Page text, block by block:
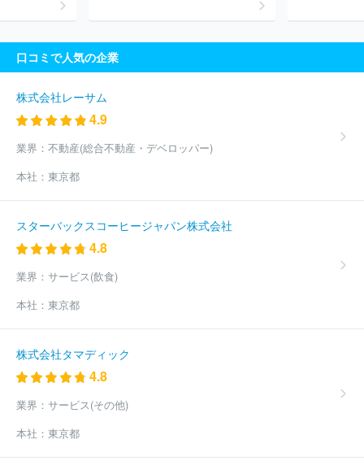
株式会社トーコン
ａ
株式会社エス・ケイ通信 ほか(3821件)
口コミで人気の企業
株式会社レーサム
4.9
業界： 不動産(総合不動産・デベロッパー)
本社： 東京都
スターバックスコーヒージャパン株式会社
4.8
業界： サービス(飲食)
本社： 東京都
株式会社タマディック
4.8
業界： サービス(その他)
本社： 東京都